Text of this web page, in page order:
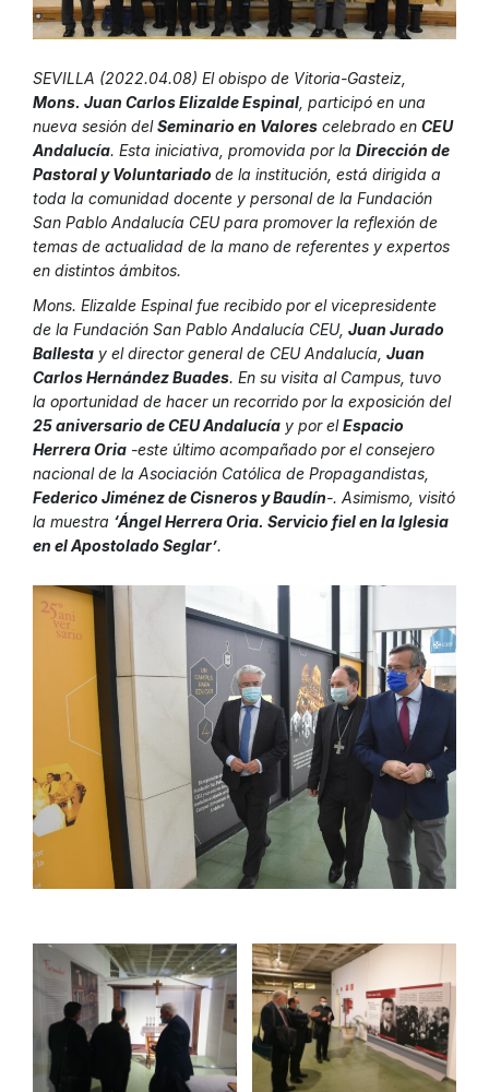
SEVILLA (2022.04.08) El obispo de Vitoria-Gasteiz,
Mons. Juan Carlos Elizalde Espinal , participó en una
nueva sesión delSeminario en Valores celebrado en CEU
Andalucía. Esta iniciativa, promovida por la Dirección de
Pastoral y Voluntariado de la institución, está dirigida a
toda la comunidad docente y personal de la Fundación
San Pablo Andalucía CEU para promover la reflexión de
temas de actualidad de la mano de referentes y expertos
en distintos ámbitos.
Mons. Elizalde Espinal fue recibido por el vicepresidente
de la Fundación San Pablo Andalucía CEU, Juan Jurado
Ballesta y el director general de CEU Andalucía, Juan
Carlos Hernández Buades. En su visita al Campus, tuvo
la oportunidad de hacer un recorrido por la exposición del
25 aniversario de CEU Andalucía y por elEspacio
Herrera Oria -este último acompañado por el consejero
nacional de la Asociación Católica de Propagandistas,
Federico Jiménez de Cisneros y Baudín-. Asimismo, visitó
la muestra ‘Ángel Herrera Oria. Servicio fiel en la Iglesia
en el Apostolado Seglar’.